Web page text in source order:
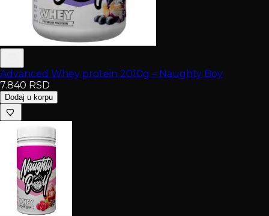
Advanced Whey protein 2010g – Naughty Boy
7.840 RSD
Dodaj u korpu